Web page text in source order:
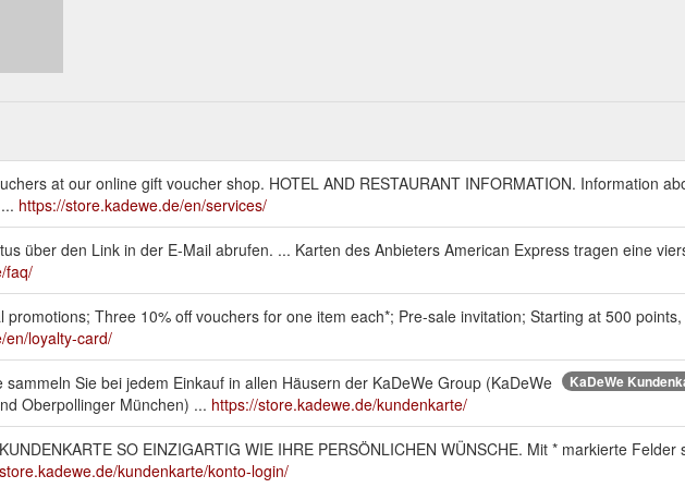
at our online gift voucher shop. HOTEL AND RESTAURANT INFORMATION. Information
https://store.kadewe.de/en/services/
über den Link in der E-Mail abrufen. ... Karten des Anbieters American Express tragen eine
faq/
promotions; Three 10% off vouchers for one item each*; Pre-sale invitation; Starting at 500
en/loyalty-card/
KaDeWe
Sie bei jedem Einkauf in allen Häusern der KaDeWe Group (KaDeWe
Oberpollinger München) ... https://store.kadewe.de/kundenkarte/
SO EINZIGARTIG WIE IHRE PERSÖNLICHEN WÜNSCHE. Mit * markierte
kundenkarte/konto-login/